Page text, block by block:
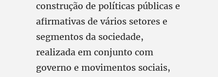
construção de políticas públicas e
afirmativas de vários setores e
segmentos da sociedade,
realizada em conjunto com
governo e movimentos sociais,